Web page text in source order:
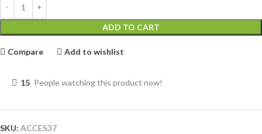
ADD TO CART
Compare Add to wishlist
15 People watching this product now!
SKU: ACCES37